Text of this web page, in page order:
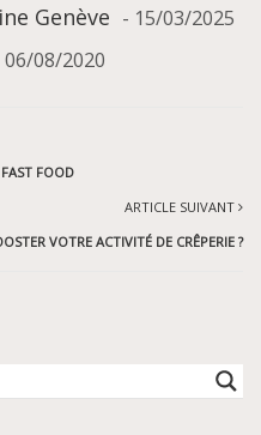
Genève - 15/03/2025
06/08/2020
FOOD
ARTICLE SUIVANT
VOTRE ACTIVITÉ DE CRÊPERIE ?